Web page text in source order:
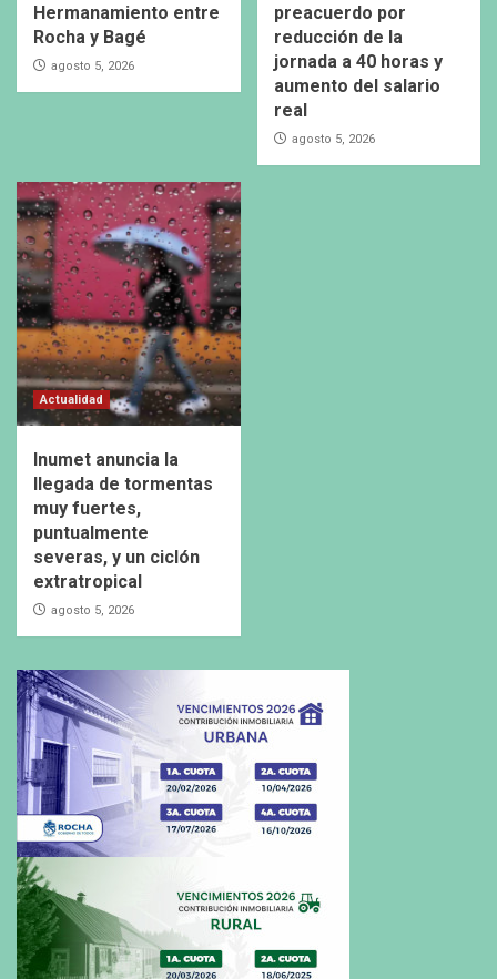
Hermanamiento entre
Rocha y Bagé
agosto 5, 2026
preacuerdo por
reducción de la
jornada a 40 horas y
aumento del salario
real
agosto 5, 2026
Actualidad
Inumet anuncia la
llegada de tormentas
muy fuertes,
puntualmente
severas, y un ciclón
extratropical
agosto 5, 2026